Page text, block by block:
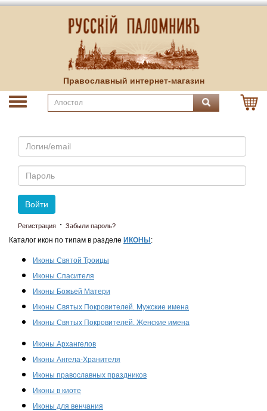
Православный интернет-магазин
Email
Пароль
Войти
Регистрация · Забыли пароль?
Каталог икон по типам в разделе ИКОНЫ :
Иконы Святой Троицы
Иконы Спасителя
Иконы Божьей Матери
Иконы Святых Покровителей. Мужские имена
Иконы Святых Покровителей. Женские имена
Иконы Архангелов
Иконы Ангела-Хранителя
Иконы православных праздников
Иконы в киоте
Иконы для венчания